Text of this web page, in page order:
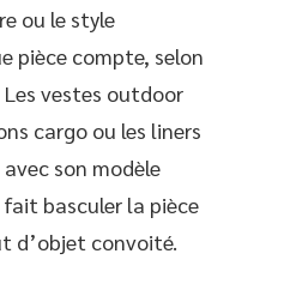
ou le style
pièce compte, selon
vestes outdoor
cargo ou les liners
son modèle
basculer la pièce
d’objet convoité.